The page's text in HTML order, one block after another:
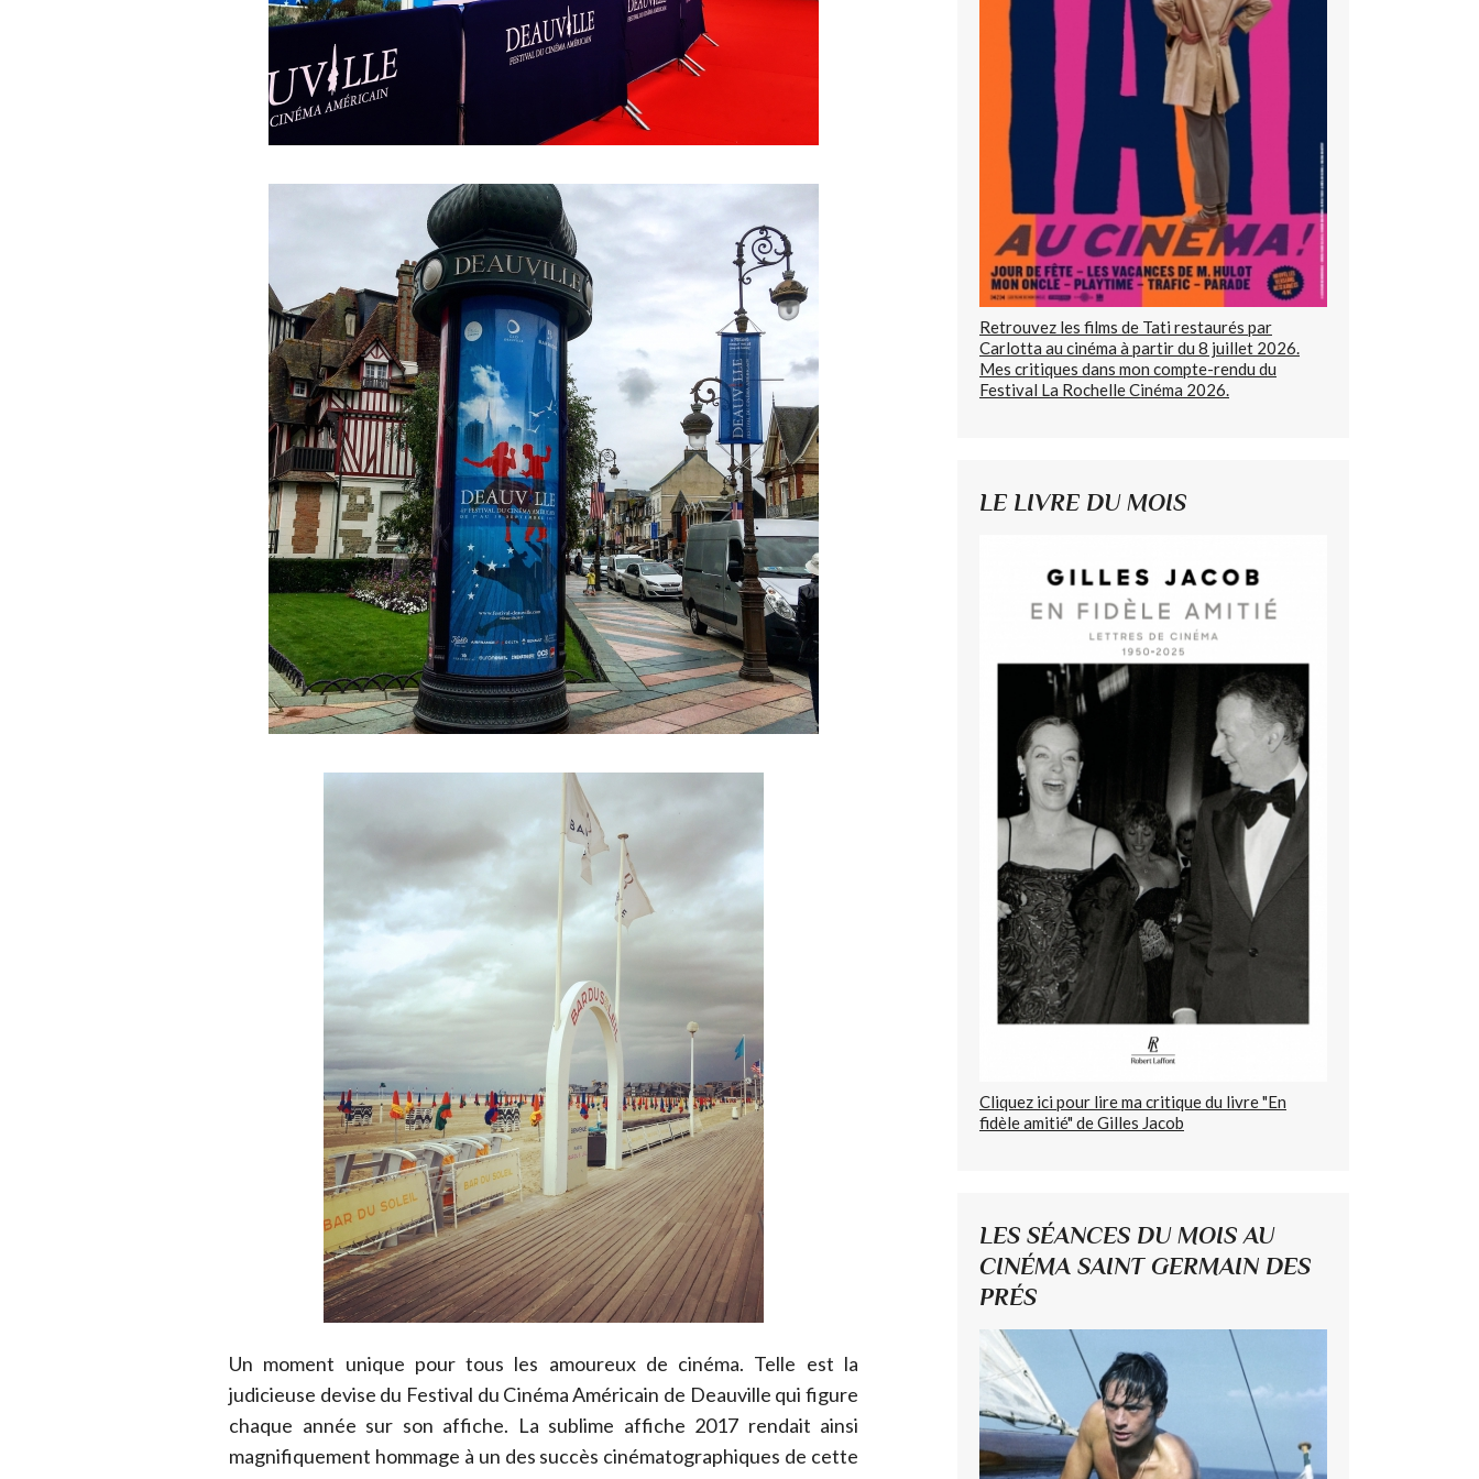
Un moment unique pour tous les amoureux de cinéma. Telle est la
judicieuse devise du Festival du Cinéma Américain de Deauville qui figure
chaque année sur son affiche. La sublime affiche 2017 rendait ainsi
magnifiquement hommage à un des succès cinématographiques de cette
Retrouvez les films de Tati restaurés par
Carlotta au cinéma à partir du 8 juillet 2026.
Mes critiques dans mon compte-rendu du
Festival La Rochelle Cinéma 2026.
LE LIVRE DU MOIS
Cliquez ici pour lire ma critique du livre "En
fidèle amitié" de Gilles Jacob
LES SÉANCES DU MOIS AU
CINÉMA SAINT GERMAIN DES
PRÉS